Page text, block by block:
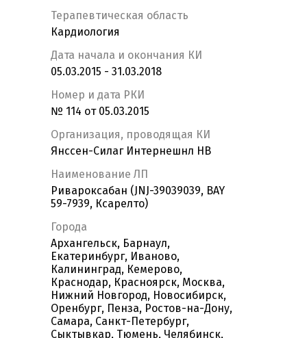
Терапевтическая область
Кардиология
Дата начала и окончания КИ
05.03.2015 - 31.03.2018
Номер и дата РКИ
№ 114 от 05.03.2015
Организация, проводящая КИ
Янссен-Силаг Интернешнл НВ
Наименование ЛП
Ривароксабан (JNJ-39039039, BAY
59-7939, Ксарелто)
Города
Архангельск, Барнаул,
Екатеринбург, Иваново,
Калининград, Кемерово,
Краснодар, Красноярск, Москва,
Нижний Новгород, Новосибирск,
Оренбург, Пенза, Ростов-на-Дону,
Самара, Санкт-Петербург,
Сыктывкар, Тюмень, Челябинск,